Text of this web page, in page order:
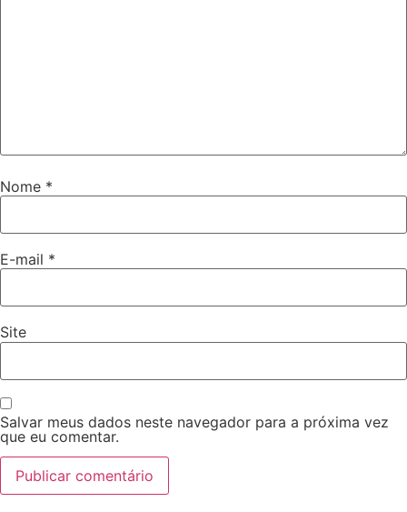
Nome *
E-mail *
Site
Salvar meus dados neste navegador para a próxima vez
que eu comentar.